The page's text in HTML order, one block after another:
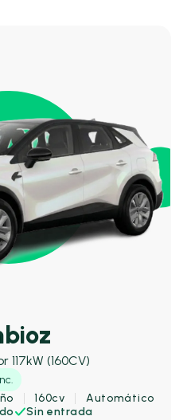
(160CV)
160cv
Automático
Sin entrada